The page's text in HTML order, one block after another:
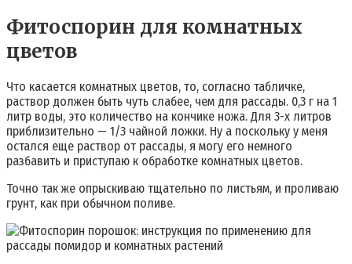
Фитоспорин для комнатных
цветов
Что касается комнатных цветов, то, согласно табличке,
раствор должен быть чуть слабее, чем для рассады. 0,3 г на 1
литр воды, это количество на кончике ножа. Для 3-х литров
приблизительно — 1/3 чайной ложки. Ну а поскольку у меня
остался еще раствор от рассады, я могу его немного
разбавить и приступаю к обработке комнатных цветов.
Точно так же опрыскиваю тщательно по листьям, и проливаю
грунт, как при обычном поливе.